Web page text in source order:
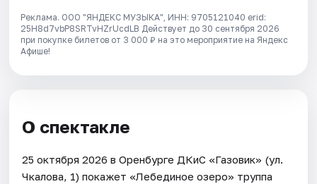
Реклама. ООО "ЯНДЕКС МУЗЫКА", ИНН: 9705121040 erid:
25H8d7vbP8SRTvHZrUcdLB Действует до 30 сентября 2026
при покупке билетов от 3 000 ₽ на это мероприятие на Яндекс
Афише!
О спектакле
25 октября 2026 в Оренбурге ДКиС «Газовик» (ул.
Чкалова, 1) покажет «Лебединое озеро» труппа